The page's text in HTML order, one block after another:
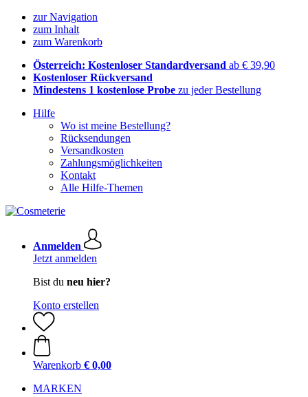
zur Navigation
zum Inhalt
zum Warenkorb
Österreich: Kostenloser Standardversand ab € 39,90
Kostenloser Rückversand
Mindestens 1 kostenlose Probe zu jeder Bestellung
Hilfe
Wo ist meine Bestellung?
Rücksendungen
Versandkosten
Zahlungsmöglichkeiten
Kontakt
Alle Hilfe-Themen
Anmelden
Jetzt anmelden
Bist du neu hier?
Konto erstellen
Warenkorb € 0,00
MARKEN